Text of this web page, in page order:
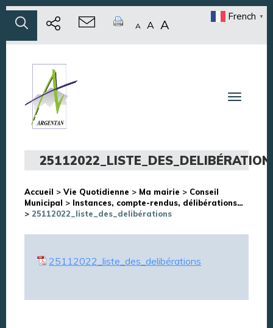
A A A
French ▼
Toggle
Accueil > Vie Quotidienne > Ma mairie > Conseil
Municipal > Instances, compte-rendus, délibérations…
> 25112022_liste_des_delibérations
25112022_liste_des_delibérations